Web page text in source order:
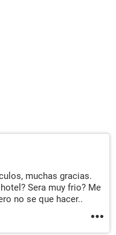
muchas gracias.
Sera muy frio? Me
no se que hacer..